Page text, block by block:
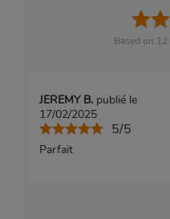
Based on 12
JEREMY B. publié le
17/02/2025
5/5
Parfait